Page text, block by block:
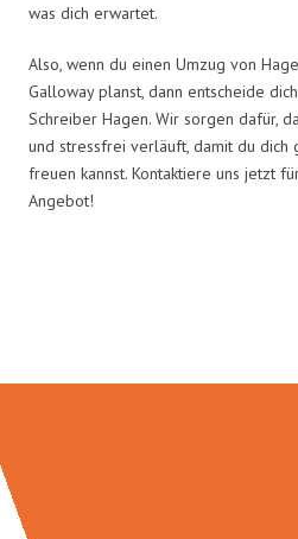
was dich erwartet.
Also, wenn du einen Umzug von
Galloway planst, dann entscheide
Schreiber Hagen. Wir sorgen dafür,
und stressfrei verläuft, damit du dich
freuen kannst. Kontaktiere uns jetzt
Angebot!